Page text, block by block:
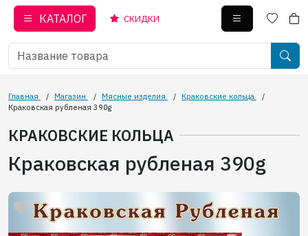
КАТАЛОГ СКИДКИ
Главная / Магазин / Мясные изделия / Краковские кольца
/
Краковская рубленая 390g
КРАКОВСКИЕ КОЛЬЦА
Краковская рубленая 390g